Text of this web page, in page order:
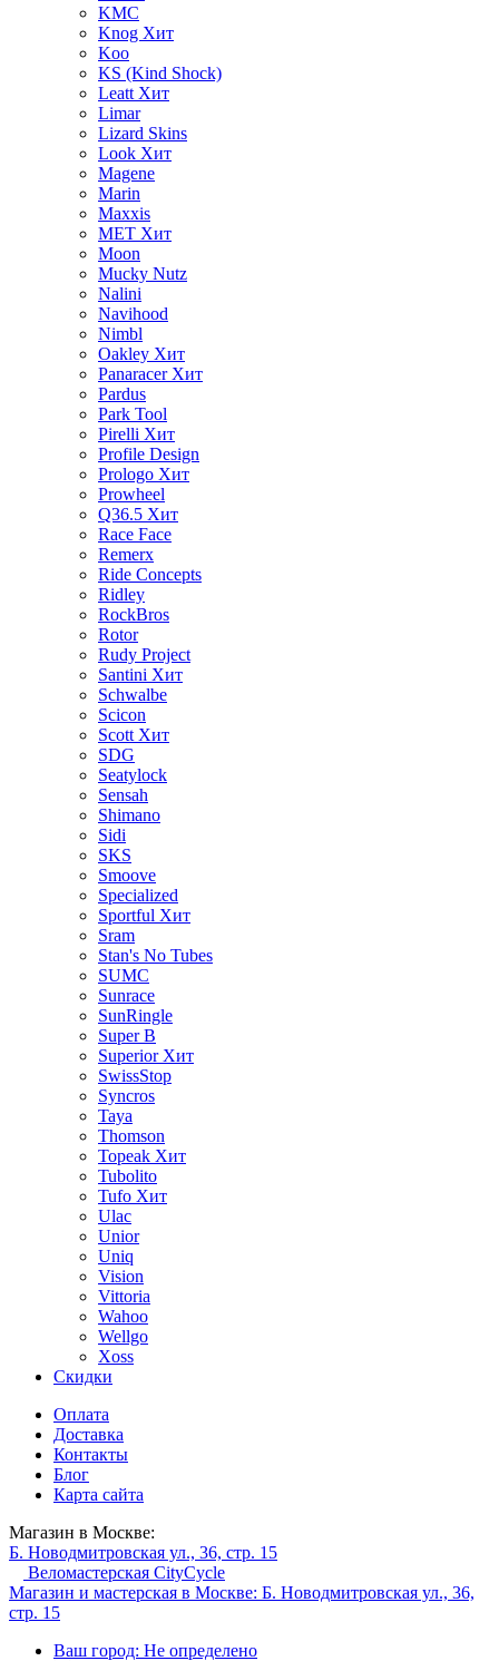
KMC
Knog Хит
Koo
KS (Kind Shock)
Leatt Хит
Limar
Lizard Skins
Look Хит
Magene
Marin
Maxxis
MET Хит
Moon
Mucky Nutz
Nalini
Navihood
Nimbl
Oakley Хит
Panaracer Хит
Pardus
Park Tool
Pirelli Хит
Profile Design
Prologo Хит
Prowheel
Q36.5 Хит
Race Face
Remerx
Ride Concepts
Ridley
RockBros
Rotor
Rudy Project
Santini Хит
Schwalbe
Scicon
Scott Хит
SDG
Seatylock
Sensah
Shimano
Sidi
SKS
Smoove
Specialized
Sportful Хит
Sram
Stan's No Tubes
SUMC
Sunrace
SunRingle
Super B
Superior Хит
SwissStop
Syncros
Taya
Thomson
Topeak Хит
Tubolito
Tufo Хит
Ulac
Unior
Uniq
Vision
Vittoria
Wahoo
Wellgo
Xoss
Скидки
Оплата
Доставка
Контакты
Блог
Карта сайта
Магазин в Москве:
Б. Новодмитровская ул., 36, стр. 15
Веломастерская CityCycle
Магазин и мастерская в Москве: Б. Новодмитровская ул., 36,
стр. 15
Ваш город: Не определено